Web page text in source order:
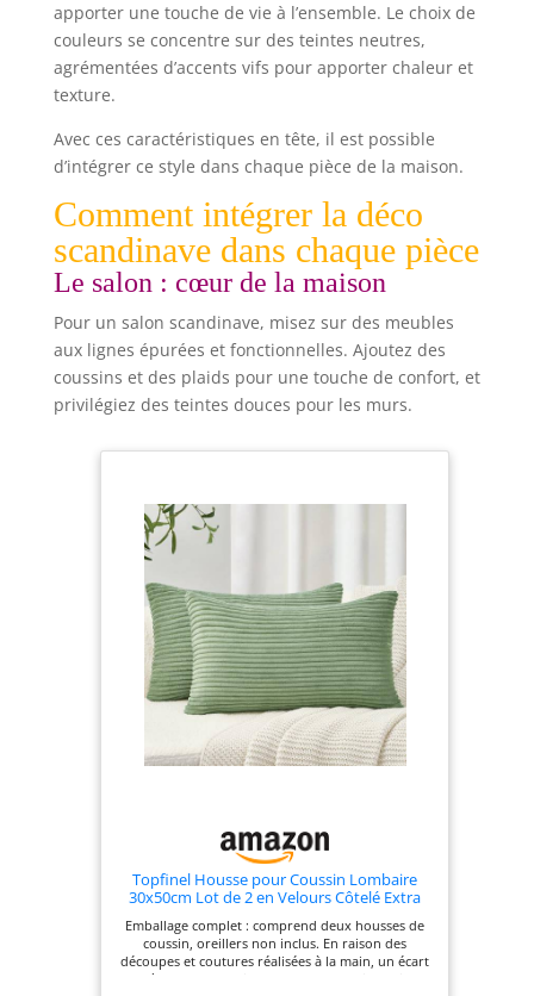
peu encombrante pour votre intérieur, que ce soit
apporter une touche de vie à l’ensemble. Le choix de
couleurs se concentre sur des teintes neutres,
agrémentées d’accents vifs pour apporter chaleur et
texture.
Avec ces caractéristiques en tête, il est possible
d’intégrer ce style dans chaque pièce de la maison.
Comment intégrer la déco
scandinave dans chaque pièce
Le salon : cœur de la maison
Pour un salon scandinave, misez sur des meubles
aux lignes épurées et fonctionnelles. Ajoutez des
coussins et des plaids pour une touche de confort, et
privilégiez des teintes douces pour les murs.
Topfinel Housse pour Coussin Lombaire
30x50cm Lot de 2 en Velours Côtelé Extra
Fauteuil Canapé Style Boheme Scandinave,
Vert Sauge
Emballage complet : comprend deux housses de
coussin, oreillers non inclus. En raison des
découpes et coutures réalisées à la main, un écart
de 1 à 2 cm est possible en termes de dimensions,